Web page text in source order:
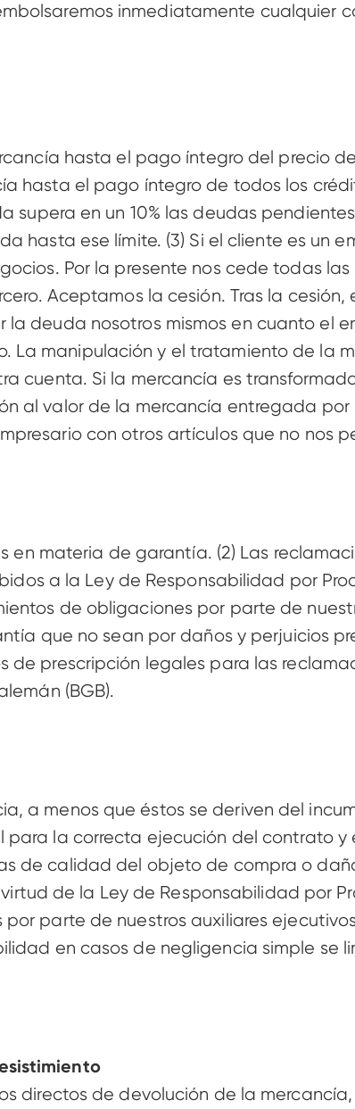
inmediatamente cualquier
hasta el pago íntegro del precio
hasta el pago íntegro de todos los
supera en un 10% las deudas
hasta ese límite. (3) Si el cliente es un
Por la presente nos cede todas
Aceptamos la cesión. Tras la cesión,
deuda nosotros mismos en cuanto el
La manipulación y el tratamiento de la
cuenta. Si la mercancía es
al valor de la mercancía entregada por
con otros artículos que no nos
en materia de garantía. (2) Las
a la Ley de Responsabilidad por
de obligaciones por parte de
que no sean por daños y perjuicios
de prescripción legales para las
(BGB).
a menos que éstos se deriven del
la correcta ejecución del contrato y
de calidad del objeto de compra o
de la Ley de Responsabilidad por
parte de nuestros auxiliares
en casos de negligencia simple se
directos de devolución de la mercancía,